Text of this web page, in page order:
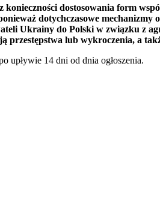
dostosowania form
dotychczasowe mechanizmy
Ukrainy do Polski w związku z
przestępstwa lub wykroczenia, a
upływie 14 dni od dnia ogłoszenia.